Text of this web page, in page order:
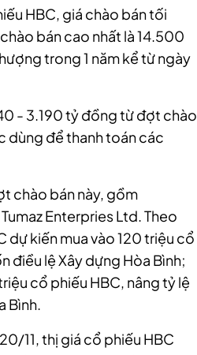
HBC, giá chào bán tối
bán cao nhất là 14.500
trong 1 năm kể từ ngày
- 3.190 tỷ đồng từ đợt chào
dùng để thanh toán các
chào bán này, gồm
Enterpries Ltd. Theo
kiến mua vào 120 triệu cổ
điều lệ Xây dựng Hòa Bình;
cổ phiếu HBC, nâng tỷ lệ
Bình.
11, thị giá cổ phiếu HBC